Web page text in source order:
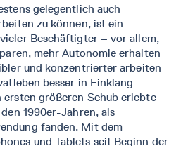
gelegentlich auch
zu können, ist ein
Beschäftigter – vor allem,
mehr Autonomie erhalten
und konzentrierter arbeiten
besser in Einklang
ersten größeren Schub erlebte
1990er-Jahren, als
fanden. Mit dem
und Tablets seit Beginn der